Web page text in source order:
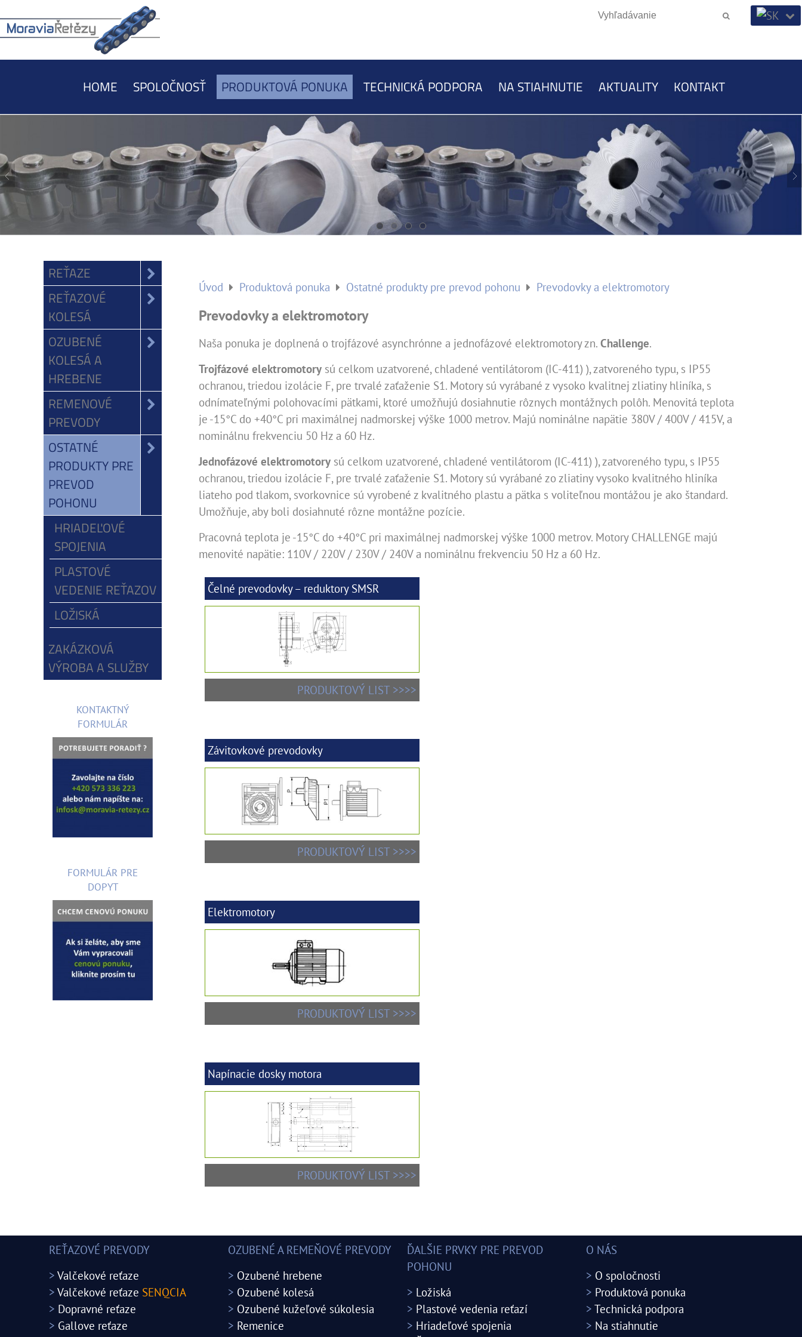
HOME SPOLOČNOSŤ PRODUKTOVÁ PONUKA TECHNICKÁ PODPORA NA STIAHNUTIE AKTUALITY KONTAKT
Úvod Produktová ponuka Ostatné produkty pre prevod pohonu Prevodovky a elektromotory
Prevodovky a elektromotory
Naša ponuka je doplnená o trojfázové asynchrónne a jednofázové elektromotory zn. Challenge.
Trojfázové elektromotory sú celkom uzatvorené, chladené ventilátorom (IC-411) ), zatvoreného typu, s IP55
ochranou, triedou izolácie F, pre trvalé zaťaženie S1. Motory sú vyrábané z vysoko kvalitnej zliatiny hliníka, s
odnímateľnými polohovacími pätkami, ktoré umožňujú dosiahnutie rôznych montážnych polôh. Menovitá teplota
je -15°C do +40°C pri maximálnej nadmorskej výške 1000 metrov. Majú nominálne napätie 380V / 400V / 415V, a
nominálnu frekvenciu 50 Hz a 60 Hz.
Jednofázové elektromotory sú celkom uzatvorené, chladené ventilátorom (IC-411) ), zatvoreného typu, s IP55
ochranou, triedou izolácie F, pre trvalé zaťaženie S1. Motory sú vyrábané zo zliatiny vysoko kvalitného hliníka
liateho pod tlakom, svorkovnice sú vyrobené z kvalitného plastu a pätka s voliteľnou montážou je ako štandard.
Umožňuje, aby boli dosiahnuté rôzne montážne pozície.
Pracovná teplota je -15°C do +40°C pri maximálnej nadmorskej výške 1000 metrov. Motory CHALLENGE majú
menovité napätie: 110V / 220V / 230V / 240V a nominálnu frekvenciu 50 Hz a 60 Hz.
Čelné prevodovky – reduktory SMSR
PRODUKTOVÝ LIST >>>>
Závitovkové prevodovky
PRODUKTOVÝ LIST >>>>
Elektromotory
PRODUKTOVÝ LIST >>>>
Napínacie dosky motora
PRODUKTOVÝ LIST >>>>
REŤAZE
REŤAZOVÉ
KOLESÁ
OZUBENÉ
KOLESÁ A
HREBENE
REMENOVÉ
PREVODY
OSTATNÉ
PRODUKTY PRE
PREVOD
POHONU
HRIADEĽOVÉ
SPOJENIA
PLASTOVÉ
VEDENIE REŤAZOV
LOŽISKÁ
ZAKÁZKOVÁ
VÝROBA A SLUŽBY
KONTAKTNÝ
FORMULÁR
FORMULÁR PRE
DOPYT
REŤAZOVÉ PREVODY
> Valčekové reťaze
> Valčekové reťaze SENQCIA
> Dopravné reťaze
> Gallove reťaze
OZUBENÉ A REMEŇOVÉ PREVODY
> Ozubené hrebene
> Ozubené kolesá
> Ozubené kužeľové súkolesia
> Remenice
ĎALŠIE PRVKY PRE PREVOD
POHONU
> Ložiská
> Plastové vedenia reťazí
> Hriadeľové spojenia
O NÁS
> O spoločnosti
> Produktová ponuka
> Technická podpora
> Na stiahnutie